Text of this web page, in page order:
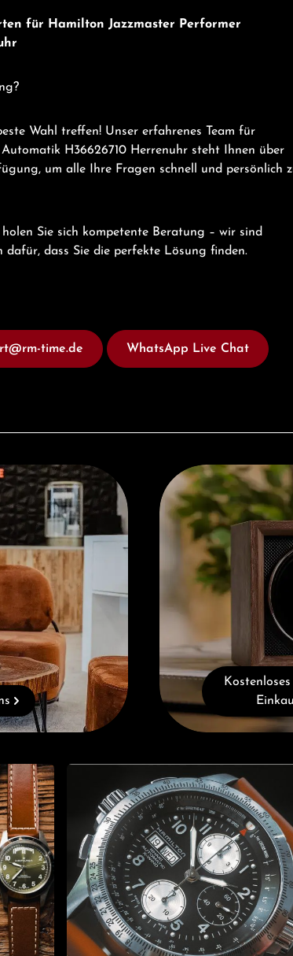
für Hamilton Jazzmaster Performer
Wahl treffen! Unser erfahrenes Team für
H36626710 Herrenuhr steht Ihnen über
um alle Ihre Fragen schnell und persönlich
Sie sich kompetente Beratung – wir sind
dafür, dass Sie die perfekte Lösung finden.
time.de WhatsApp Live Chat
Kostenloses